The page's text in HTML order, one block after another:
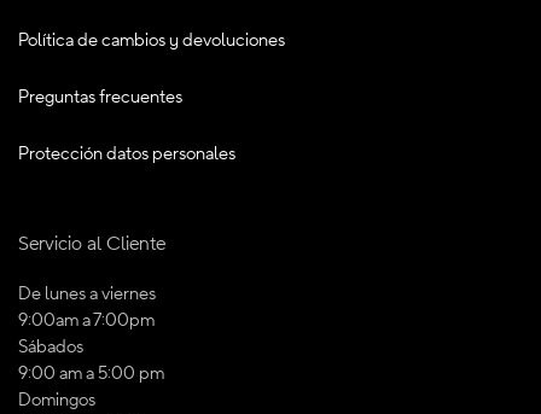
Política de cambios y devoluciones
Preguntas frecuentes
Protección datos personales
Servicio al Cliente
De lunes a viernes
9:00am a 7:00pm
Sábados
9:00 am a 5:00 pm
Domingos